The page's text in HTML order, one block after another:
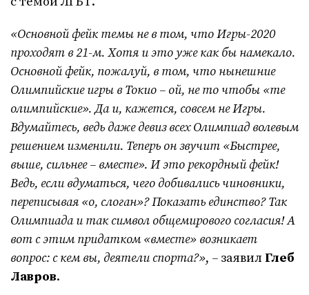
«Основной фейк темы не в том, что Игры-2020
проходят в 21-м. Хотя и это уже как бы намекало.
Основной фейк, пожалуй, в том, что нынешние
Олимпийские игры в Токио – ой, не то чтобы «те
олимпийские». Да и, кажется, совсем не Игры.
Вдумайтесь, ведь даже девиз всех Олимпиад волевым
решением изменили. Теперь он звучит «Быстрее,
выше, сильнее – вместе». И это рекордный фейк!
Ведь, если вдуматься, чего добивались чиновники,
переписывая «о, слоган»? Показать единство? Так
Олимпиада и так символ общемирового согласия! А
вот с этим придатком «вместе» возникает
вопрос: с кем вы, деятели спорта?», – заявил Глеб
Лавров.